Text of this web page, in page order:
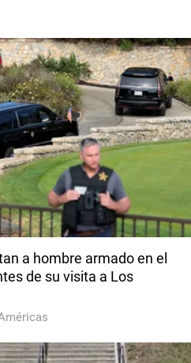
a hombre armado en el
de su visita a Los